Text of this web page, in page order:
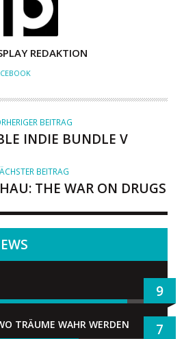
REDAKTION
BEITRAG
INDIE BUNDLE V
BEITRAG
THE WAR ON DRUGS
9
TRÄUME WAHR WERDEN 7